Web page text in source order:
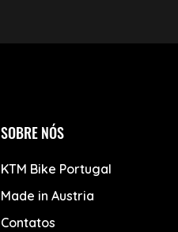
SOBRE NÓS
KTM Bike Portugal
Made in Austria
Contatos